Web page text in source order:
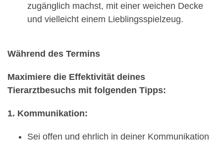
zugänglich machst, mit einer weichen Decke
und vielleicht einem Lieblingsspielzeug.
Während des Termins
Maximiere die Effektivität deines
Tierarztbesuchs mit folgenden Tipps:
1. Kommunikation:
Sei offen und ehrlich in deiner Kommunikation